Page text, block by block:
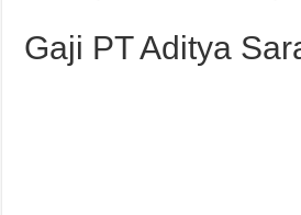
Gaji PT Aditya